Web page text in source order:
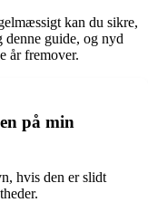
kan du sikre,
guide, og nyd
år fremover.
på min
hvis den er slidt